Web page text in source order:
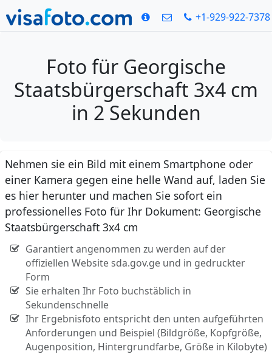
+1-929-922-7378
Foto für Georgische
Staatsbürgerschaft 3x4 cm
in 2 Sekunden
Nehmen sie ein Bild mit einem Smartphone oder
einer Kamera gegen eine helle Wand auf, laden Sie
es hier herunter und machen Sie sofort ein
professionelles Foto für Ihr Dokument: Georgische
Staatsbürgerschaft 3x4 cm
Garantiert angenommen zu werden auf der
offiziellen Website sda.gov.ge und in gedruckter
Form
Sie erhalten Ihr Foto buchstäblich in
Sekundenschnelle
Ihr Ergebnisfoto entspricht den unten aufgeführten
Anforderungen und Beispiel (Bildgröße, Kopfgröße,
Augenposition, Hintergrundfarbe, Größe in Kilobyte)